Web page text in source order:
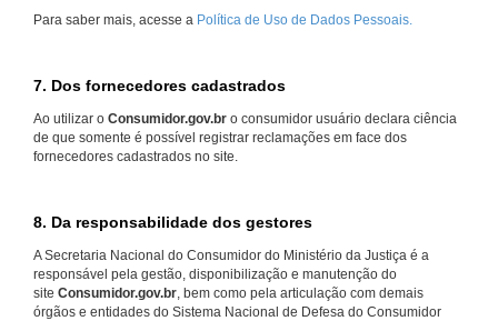
Para saber mais, acesse a Política de Uso de Dados Pessoais.
7. Dos fornecedores cadastrados
Ao utilizar o Consumidor.gov.br o consumidor usuário declara ciência
de que somente é possível registrar reclamações em face dos
fornecedores cadastrados no site.
8. Da responsabilidade dos gestores
A Secretaria Nacional do Consumidor do Ministério da Justiça é a
responsável pela gestão, disponibilização e manutenção do
site Consumidor.gov.br, bem como pela articulação com demais
órgãos e entidades do Sistema Nacional de Defesa do Consumidor